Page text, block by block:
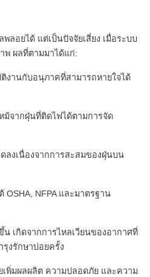
ลอยได้ แต่เป็นปัจจัยเสี่ยง เมื่อระบบ
พ ผลที่ตามมาได้แก่:
งานกับอนุภาคที่สามารถหายใจได้
ม้จากฝุ่นที่ติดไฟได้ตามการจัด
ลงเนื่องจากการสะสมของฝุ่นบน
OSHA, NFPA และมาตรฐาน
เกิดจากการไหลเวียนของอากาศที่
งรักษาบ่อยครั้ง
พิ่มผลผลิต ความปลอดภัย และความ